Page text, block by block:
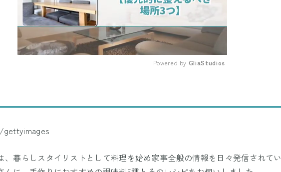
Powered by GliaStudios
gettyimages
、暮らしスタイリストとして料理を始め家事全般の情報を日々発信されてい